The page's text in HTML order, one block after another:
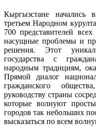
Кыргызстане начались
третьем Народном
700 представителей
насущные проблемы и
решения. Этот
государства с
народным традициям,
Прямой диалог
гражданского
руководству страны
которые волнуют
городов так небольших
высказаться по всем